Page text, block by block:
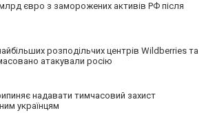
євро з заморожених активів РФ після
розподільчих центрів Wildberries та
атакували росію
надавати тимчасовий захист
українцям